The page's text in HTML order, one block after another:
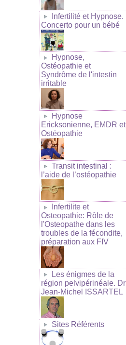
Infertilité et Hypnose.
Concerto pour un bébé
Hypnose,
Ostéopathie et
Syndrôme de l'intestin
irritable
Hypnose
Ericksonienne, EMDR et
Ostéopathie
Transit intestinal :
l’aide de l’ostéopathie
Infertilite et
Osteopathie: Rôle de
l'Osteopathe dans les
troubles de la fécondite,
préparation aux FIV
Les énigmes de la
région pelvipérinéale. Dr
Jean-Michel ISSARTEL
Sites Référents